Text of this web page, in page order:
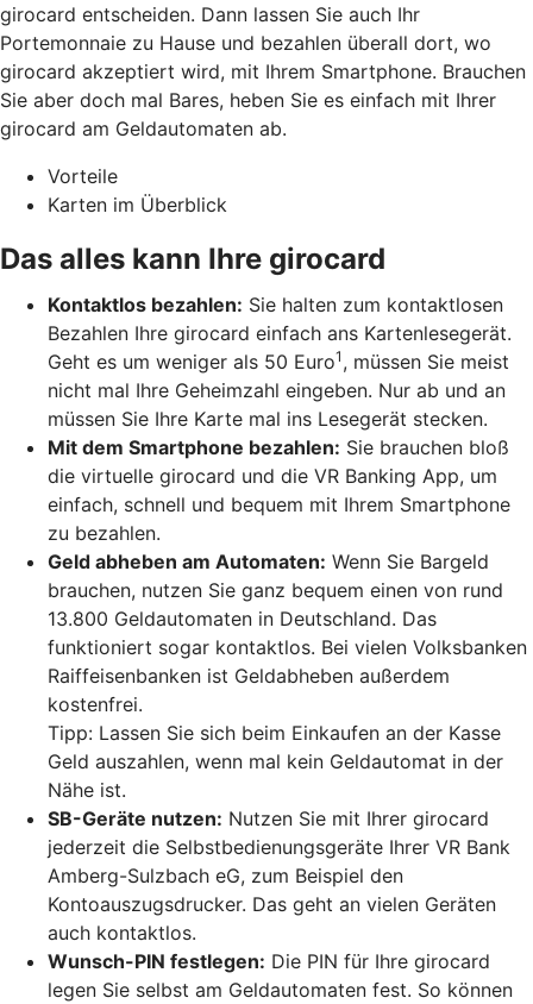
girocard entscheiden. Dann lassen Sie auch Ihr
Portemonnaie zu Hause und bezahlen überall dort, wo
girocard akzeptiert wird, mit Ihrem Smartphone. Brauchen
Sie aber doch mal Bares, heben Sie es einfach mit Ihrer
girocard am Geldautomaten ab.
Vorteile
Karten im Überblick
Das alles kann Ihre girocard
Kontaktlos bezahlen: Sie halten zum kontaktlosen
Bezahlen Ihre girocard einfach ans Kartenlesegerät.
Geht es um weniger als 50 Euro1 , müssen Sie meist
nicht mal Ihre Geheimzahl eingeben. Nur ab und an
müssen Sie Ihre Karte mal ins Lesegerät stecken.
Mit dem Smartphone bezahlen: Sie brauchen bloß
die virtuelle girocard und die VR Banking App, um
einfach, schnell und bequem mit Ihrem Smartphone
zu bezahlen.
Geld abheben am Automaten: Wenn Sie Bargeld
brauchen, nutzen Sie ganz bequem einen von rund
13.800 Geldautomaten in Deutschland. Das
funktioniert sogar kontaktlos. Bei vielen Volksbanken
Raiffeisenbanken ist Geldabheben außerdem
kostenfrei.
Tipp: Lassen Sie sich beim Einkaufen an der Kasse
Geld auszahlen, wenn mal kein Geldautomat in der
Nähe ist.
SB-Geräte nutzen: Nutzen Sie mit Ihrer girocard
jederzeit die Selbstbedienungsgeräte Ihrer VR Bank
Amberg-Sulzbach eG, zum Beispiel den
Kontoauszugsdrucker. Das geht an vielen Geräten
auch kontaktlos.
Wunsch-PIN festlegen: Die PIN für Ihre girocard
legen Sie selbst am Geldautomaten fest. So können